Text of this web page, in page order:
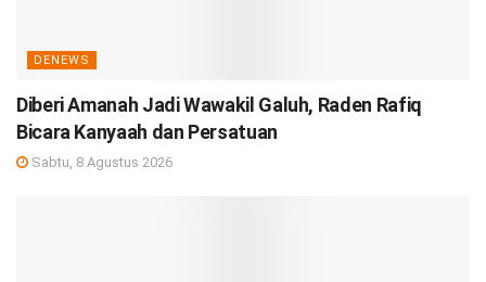
DENEWS
Diberi Amanah Jadi Wawakil Galuh, Raden Rafiq
Bicara Kanyaah dan Persatuan
Sabtu, 8 Agustus 2026